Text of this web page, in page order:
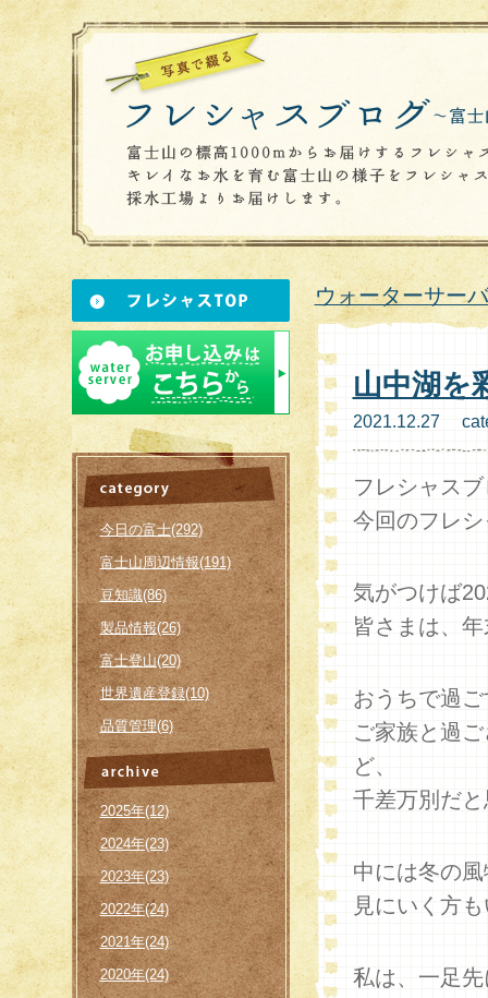
今日の富士(292)
富士山周辺情報(191)
豆知識(86)
製品情報(26)
富士登山(20)
世界遺産登録(10)
品質管理(6)
2025年(12)
2024年(23)
2023年(23)
2022年(24)
2021年(24)
2020年(24)
ウォーターサー
山中湖を
2021.12.27
フレシャス
今回のフレ
気がつけば
皆さまは、
おうちで過
ご家族と過
ど、
千差万別だ
中には冬の
見にいく方
私は、一足